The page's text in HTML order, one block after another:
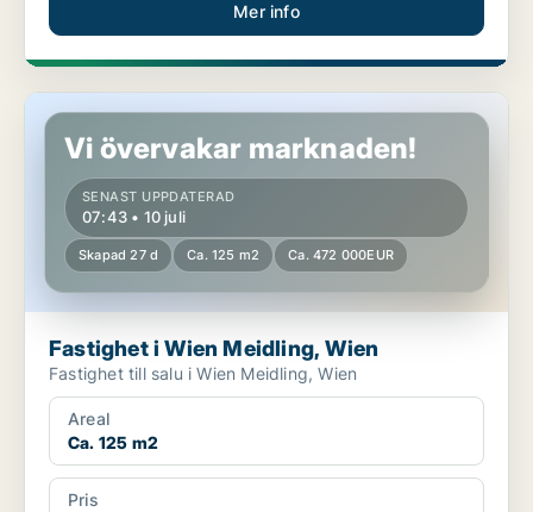
Mer info
Fastighet i Wien Meidling, Wien
Vi övervakar marknaden!
SENAST UPPDATERAD
07:43 • 10 juli
Skapad 27 d Ca. 125 m2 Ca. 472 000EUR
Fastighet i Wien Meidling, Wien
Fastighet till salu i Wien Meidling, Wien
Areal
Ca. 125 m2
Pris